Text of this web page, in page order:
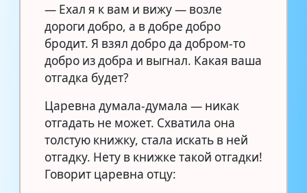
— Ехал я к вам и вижу — возле
дороги добро, а в добре добро
бродит. Я взял добро да добром-то
добро из добра и выгнал. Какая ваша
отгадка будет?
Царевна думала-думала — никак
отгадать не может. Схватила она
толстую книжку, стала искать в ней
отгадку. Нету в книжке такой отгадки!
Говорит царевна отцу: